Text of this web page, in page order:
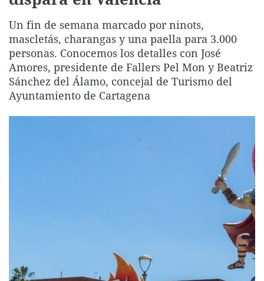
Gente viajera
Como el perro y el
Retornados
Equipo de
Operación Viuda
Galicia
La Rioja
Navarra
Televisión
Elecciones
Un fin de semana marcado por ninots,
mascletás, charangas y una paella para 3.000
personas. Conocemos los detalles con José
Amores, presidente de Fallers Pel Mon y Beatriz
Sánchez del Álamo, concejal de Turismo del
Ayuntamiento de Cartagena